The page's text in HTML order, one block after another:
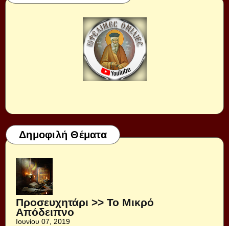
Δημοφιλή Θέματα
Προσευχητάρι >> Το Μικρό
Απόδειπνο
Ιουνίου 07, 2019